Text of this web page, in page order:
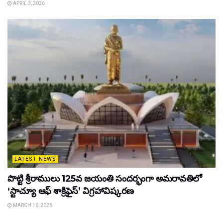
APRIL 3, 2026
LATEST NEWS
పొట్టి శ్రీరాములు 125వ జయంతి సందర్భంగా అమరావతిలో
‘స్టాచ్యూ ఆఫ్ శాక్రిఫైస్’ విగ్రహావిష్కరణ
MARCH 16, 2026